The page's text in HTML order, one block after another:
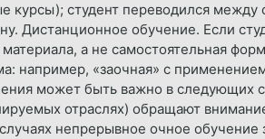
курсы); студент переводился
Дистанционное обучение. Если
а не самостоятельная
например, «заочная» с
может быть важно в следующих
отраслях) обращают
непрерывное очное обучение